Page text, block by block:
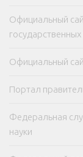
Официальный
Официальный
Портал
Федеральная
науки